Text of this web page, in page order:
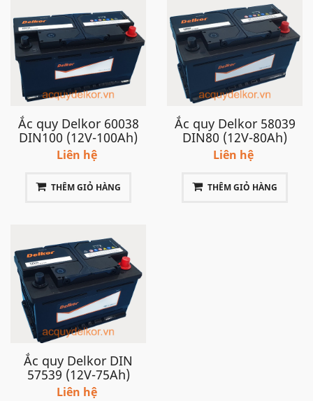
Ắc quy Delkor 60038
DIN100 (12V-100Ah)
Liên hệ
THÊM GIỎ HÀNG
Ắc quy Delkor 58039
DIN80 (12V-80Ah)
Liên hệ
THÊM GIỎ HÀNG
Ắc quy Delkor DIN
57539 (12V-75Ah)
Liên hệ